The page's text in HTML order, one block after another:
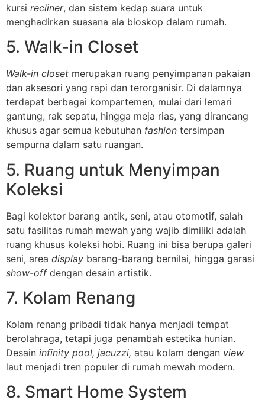
kursi recliner, dan sistem kedap suara untuk
menghadirkan suasana ala bioskop dalam rumah.
5. Walk-in Closet
Walk-in closet merupakan ruang penyimpanan pakaian
dan aksesori yang rapi dan terorganisir. Di dalamnya
terdapat berbagai kompartemen, mulai dari lemari
gantung, rak sepatu, hingga meja rias, yang dirancang
khusus agar semua kebutuhan fashion tersimpan
sempurna dalam satu ruangan.
5. Ruang untuk Menyimpan
Koleksi
Bagi kolektor barang antik, seni, atau otomotif, salah
satu fasilitas rumah mewah yang wajib dimiliki adalah
ruang khusus koleksi hobi. Ruang ini bisa berupa galeri
seni, area display barang-barang bernilai, hingga garasi
show-offdengan desain artistik.
7. Kolam Renang
Kolam renang pribadi tidak hanya menjadi tempat
berolahraga, tetapi juga penambah estetika hunian.
Desain infinity pool, jacuzzi, atau kolam dengan view
laut menjadi tren populer di rumah mewah modern.
8. Smart Home System